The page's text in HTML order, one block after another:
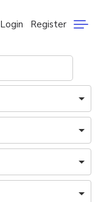
Login Register